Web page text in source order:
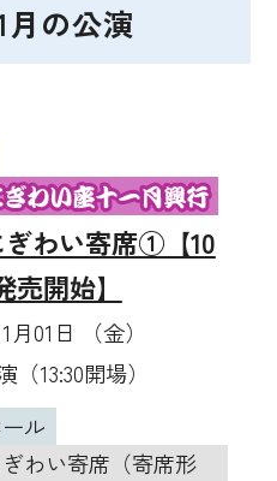
月の公演
わい寄席①【10
売開始】
月01日 （金）
（13:30開場）
ル
わい寄席（寄席形